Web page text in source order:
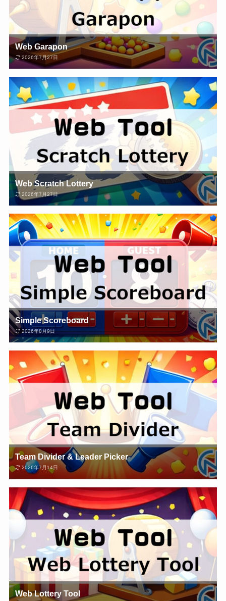
Web Garapon
2026年7月27日
Web Scratch Lottery
2026年7月27日
Simple Scoreboard
2026年8月9日
Team Divider & Leader Picker
2026年7月14日
Web Lottery Tool